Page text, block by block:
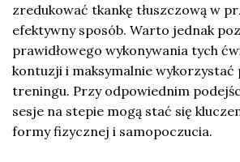
zredukować tkankę tłuszczową w
efektywny sposób. Warto jednak
prawidłowego wykonywania tych
kontuzji i maksymalnie wykorzystać
treningu. Przy odpowiednim
sesje na stepie mogą stać się
formy fizycznej i samopoczucia.